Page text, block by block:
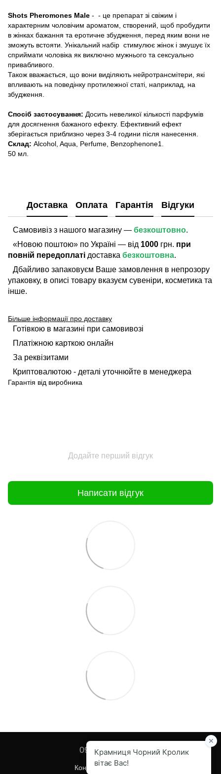
Shots Pheromones Male - - це препарат зі свіжим і
характерним чоловічим ароматом, створений, щоб пробудити
в жінках бажання та еротичне збудження, перед яким вони не
зможуть встояти. Унікальний набір стимулює жінок і змушує їх
сприймати чоловіка як виключно мужнього та сексуально
привабливого.
Також вважається, що вони виділяють нейротрансмітери, які
впливають на поведінку протилежної статі, наприклад, на
збудження.
Спосіб застосування: Досить невеликої кількості парфумів
для досягнення бажаного ефекту. Ефективний ефект
зберігається приблизно через 3-4 години після нанесення.
Склад: Alcohol, Aqua, Perfume, Benzophenone1.
50 мл.
Доставка Оплата Гарантія Відгуки
Самовивіз з нашого магазину — безкоштовно.
«Новою поштою» по Україні — від 1000 грн. при
повній передоплаті доставка безкоштовна.
Дбайливо запаковуєм Ваше замовлення в непрозору
упаковку, в описі товару вказуєм сувеніри, косметика та
інше.
Більше інформації про доставку
Готівкою в магазині при самовивозі
Платіжною карткою онлайн
За реквізитами
Криптовалютою - деталі уточнюйте в менеджера
Гарантія від виробника
Додайте перший відгук
Написати відгук
097 455-82-67
Контактна інформація